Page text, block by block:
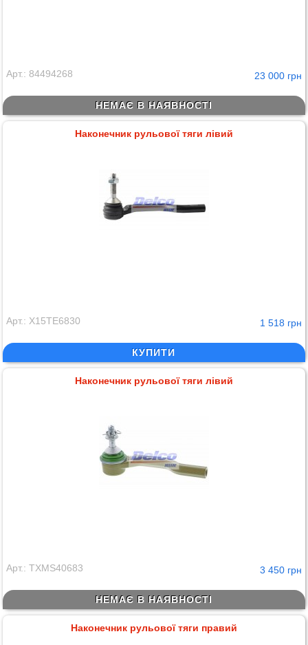
Арт.: 84494268 23 000 грн
НЕМАЄ В НАЯВНОСТІ
Наконечник рульової тяги лівий
Арт.: X15TE6830 1 518 грн
КУПИТИ
Наконечник рульової тяги лівий
Арт.: TXMS40683 3 450 грн
НЕМАЄ В НАЯВНОСТІ
Наконечник рульової тяги правий